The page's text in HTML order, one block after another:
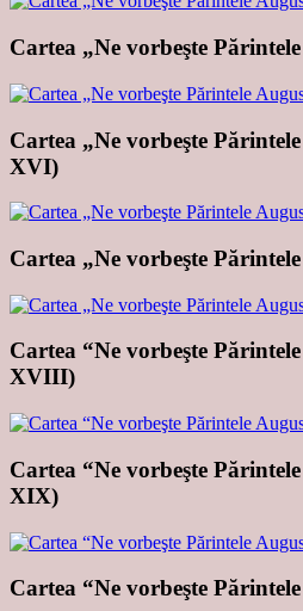
Cartea „Ne vorbeşte
Cartea „Ne vorbeşte
XVI)
Cartea „Ne vorbeşte
Cartea “Ne vorbeşte
XVIII)
Cartea “Ne vorbeşte
XIX)
Cartea “Ne vorbeşte